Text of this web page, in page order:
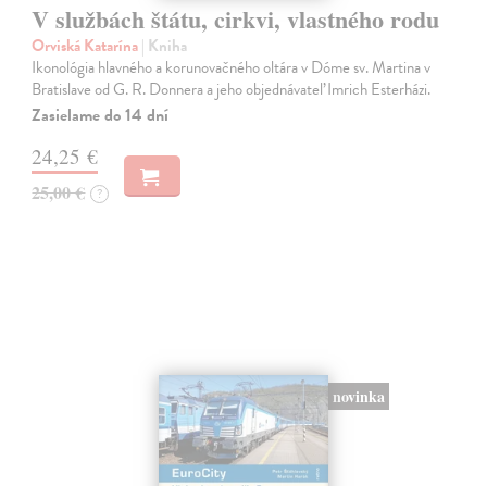
V službách štátu, cirkvi, vlastného rodu
Orviská Katarína| Kniha
Ikonológia hlavného a korunovačného oltára v Dóme sv. Martina v
Bratislave od G. R. Donnera a jeho objednávateľ Imrich Esterházi.
Zasielame do 14 dní
24,25 €
25,00 € ?
novinka